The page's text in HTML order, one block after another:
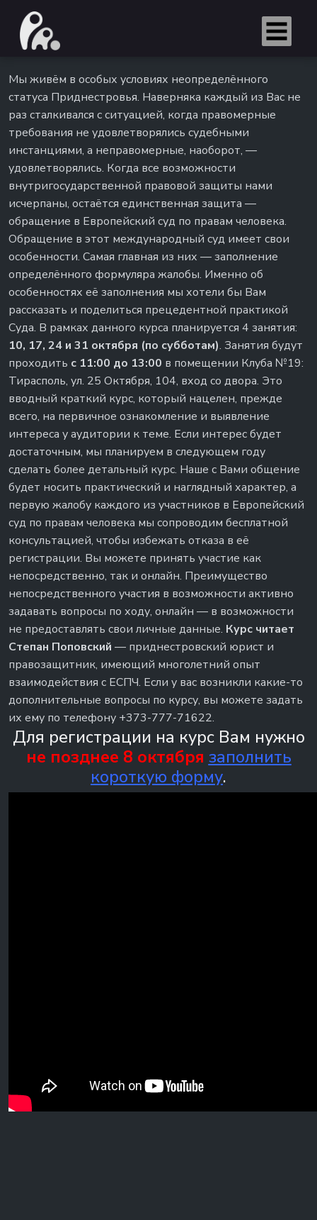
Мы живём в особых условиях неопределённого
статуса Приднестровья. Наверняка каждый из Вас не
раз сталкивался с ситуацией, когда правомерные
требования не удовлетворялись судебными
инстанциями, а неправомерные, наоборот, —
удовлетворялись. Когда все возможности
внутригосударственной правовой защиты нами
исчерпаны, остаётся единственная защита —
обращение в Европейский суд по правам человека.
Обращение в этот международный суд имеет свои
особенности. Самая главная из них — заполнение
определённого формуляра жалобы. Именно об
особенностях её заполнения мы хотели бы Вам
рассказать и поделиться прецедентной практикой
Суда. В рамках данного курса планируется 4 занятия:
10, 17, 24 и 31 октября (по субботам). Занятия будут
проходить с 11:00 до 13:00 в помещении Клуба №19:
Тирасполь, ул. 25 Октября, 104, вход со двора. Это
вводный краткий курс, который нацелен, прежде
всего, на первичное ознакомление и выявление
интереса у аудитории к теме. Если интерес будет
достаточным, мы планируем в следующем году
сделать более детальный курс. Наше с Вами общение
будет носить практический и наглядный характер, а
первую жалобу каждого из участников в Европейский
суд по правам человека мы сопроводим бесплатной
консультацией, чтобы избежать отказа в её
регистрации. Вы можете принять участие как
непосредственно, так и онлайн. Преимущество
непосредственного участия в возможности активно
задавать вопросы по ходу, онлайн — в возможности
не предоставлять свои личные данные. Курс читает
Степан Поповский — приднестровский юрист и
правозащитник, имеющий многолетний опыт
взаимодействия с ЕСПЧ. Если у вас возникли какие-то
дополнительные вопросы по курсу, вы можете задать
их ему по телефону +373-777-71622.
Для регистрации на курс Вам нужно
не позднее 8 октября заполнить
короткую форму.